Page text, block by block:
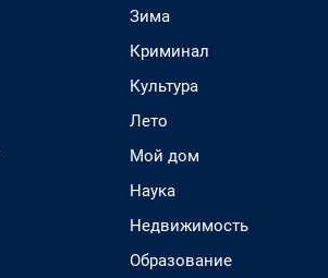
Зима
Криминал
Культура
Лето
Мой дом
Наука
Недвижимость
Образование